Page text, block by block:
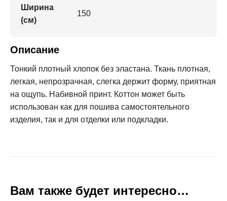
Ширина
(см)
150
Описание
Тонкий плотный хлопок без эластана. Ткань плотная,
легкая, непрозрачная, слегка держит форму, приятная
на ощупь. Набивной принт. Коттон может быть
использован как для пошива самостоятельного
изделия, так и для отделки или подкладки.
Вам также будет интересно…